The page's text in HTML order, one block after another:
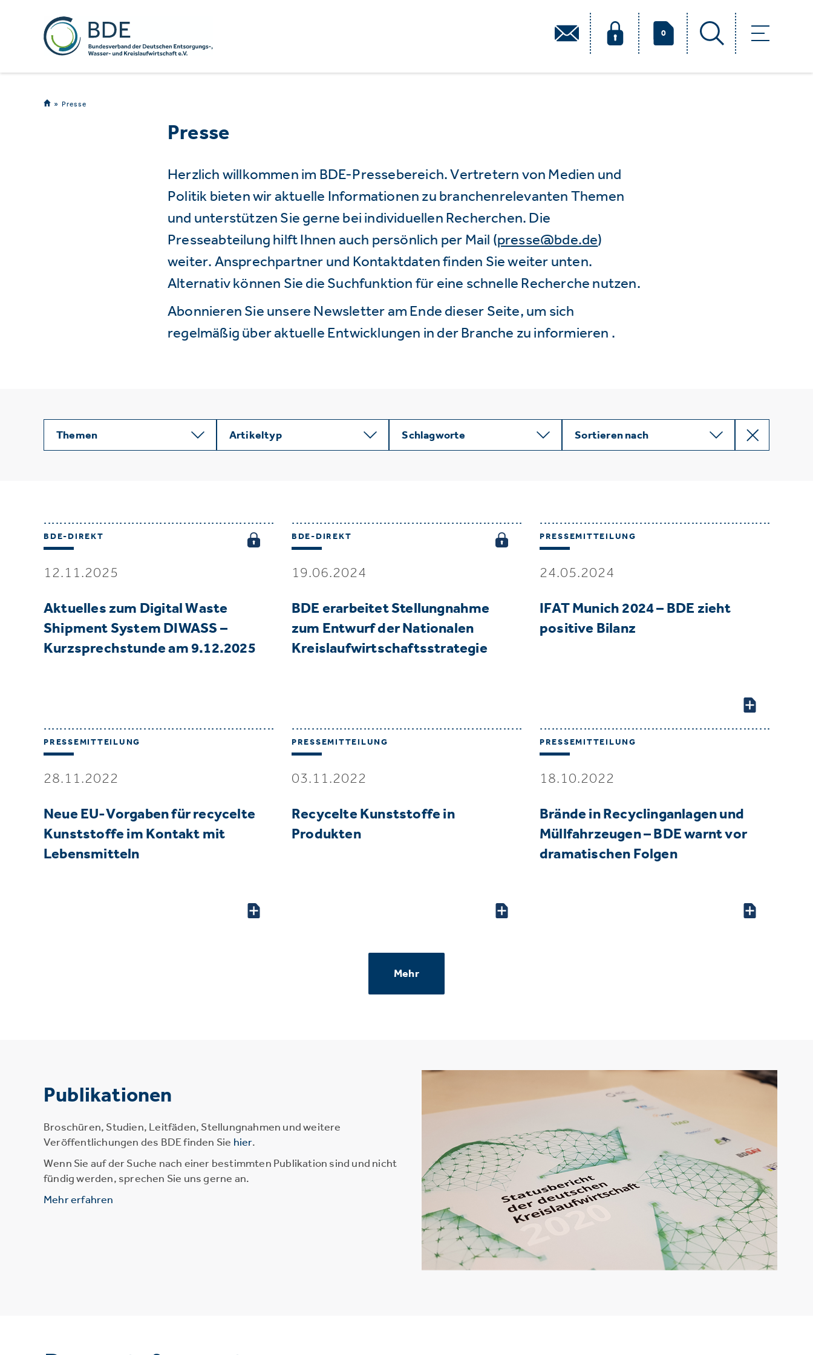
0
Presse
Presse
Herzlich willkommen im BDE-Pressebereich. Vertretern von Medien und
Politik bieten wir aktuelle Informationen zu branchenrelevanten Themen
und unterstützen Sie gerne bei individuellen Recherchen. Die
Presseabteilung hilft Ihnen auch persönlich per Mail (presse@bde.de)
weiter. Ansprechpartner und Kontaktdaten finden Sie weiter unten.
Alternativ können Sie die Suchfunktion für eine schnelle Recherche nutzen.
Abonnieren Sie unsere Newsletter am Ende dieser Seite, um sich
regelmäßig über aktuelle Entwicklungen in der Branche zu informieren .
Themen Artikeltyp Schlagworte Sortieren nach
BDE-DIREKT
12.11.2025
Aktuelles zum Digital Waste
Shipment System DIWASS –
Kurzsprechstunde am 9.12.2025
BDE-DIREKT
19.06.2024
BDE erarbeitet Stellungnahme
zum Entwurf der Nationalen
Kreislaufwirtschaftsstrategie
PRESSEMITTEILUNG
24.05.2024
IFAT Munich 2024 – BDE zieht
positive Bilanz
PRESSEMITTEILUNG
28.11.2022
Neue EU-Vorgaben für recycelte
Kunststoffe im Kontakt mit
Lebensmitteln
PRESSEMITTEILUNG
03.11.2022
Recycelte Kunststoffe in
Produkten
PRESSEMITTEILUNG
18.10.2022
Brände in Recyclinganlagen und
Müllfahrzeugen – BDE warnt vor
dramatischen Folgen
Mehr
Publikationen
Broschüren, Studien, Leitfäden, Stellungnahmen und weitere
Veröffentlichungen des BDE finden Sie hier.
Wenn Sie auf der Suche nach einer bestimmten Publikation sind und nicht
fündig werden, sprechen Sie uns gerne an.
Mehr erfahren